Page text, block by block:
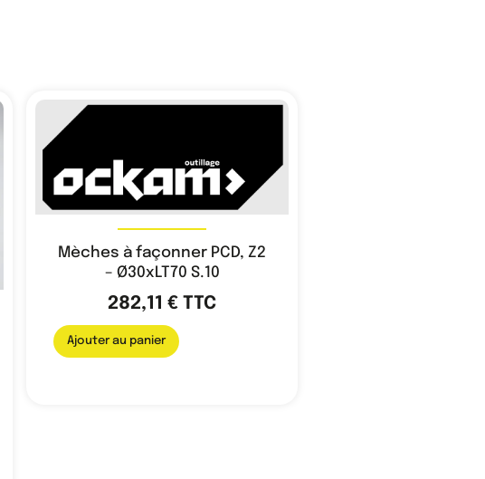
Mèches à façonner PCD, Z2
– Ø30xLT70 S.10
282,11 € TTC
Ajouter au panier